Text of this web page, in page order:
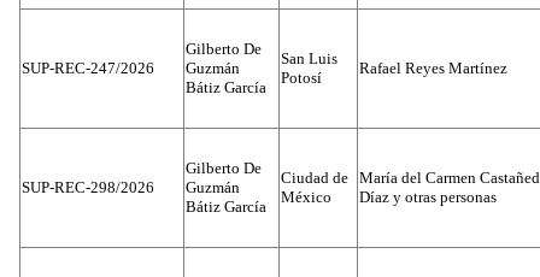
SUP-REC-247/2026
Gilberto De
Guzmán
Bátiz García
San Luis
Potosí
Rafael Reyes Martínez
SUP-REC-298/2026
Gilberto De
Guzmán
Bátiz García
Ciudad de
México
María del Carmen
Díaz y otras personas